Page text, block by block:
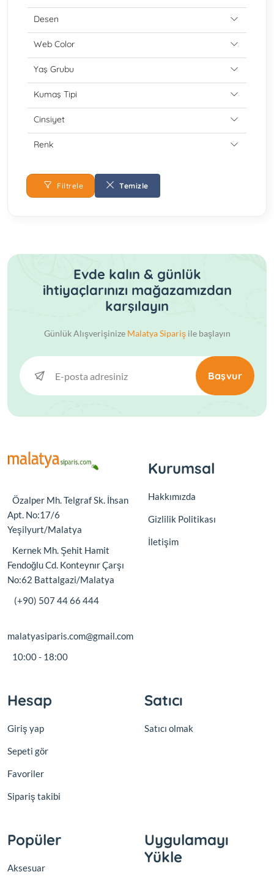
Desen
Web Color
Yaş Grubu
Kumaş Tipi
Cinsiyet
Renk
Filtrele Temizle
Evde kalın & günlük
ihtiyaçlarınızı mağazamızdan
karşılayın
Günlük Alışverişinize Malatya Siparişile başlayın
Başvur
Özalper Mh. Telgraf Sk. İhsan
Apt. No:17/6
Yeşilyurt/Malatya
Kernek Mh. Şehit Hamit
Fendoğlu Cd. Konteynır Çarşı
No:62 Battalgazi/Malatya
(+90) 507 44 66 444
malatyasiparis.com@gmail.com
10:00 - 18:00
Kurumsal
Hakkımızda
Gizlilik Politikası
İletişim
Hesap
Giriş yap
Sepeti gör
Favoriler
Sipariş takibi
Satıcı
Satıcı olmak
Popüler
Aksesuar
Uygulamayı
Yükle